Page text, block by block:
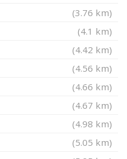
(3.76 km)
(4.1 km)
(4.42 km)
(4.56 km)
(4.66 km)
(4.67 km)
(4.98 km)
(5.05 km)